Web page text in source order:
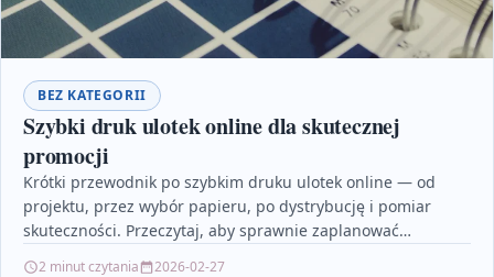
BEZ KATEGORII
Szybki druk ulotek online dla skutecznej
promocji
Krótki przewodnik po szybkim druku ulotek online — od
projektu, przez wybór papieru, po dystrybucję i pomiar
skuteczności. Przeczytaj, aby sprawnie zaplanować
2 minut czytania 2026-02-27